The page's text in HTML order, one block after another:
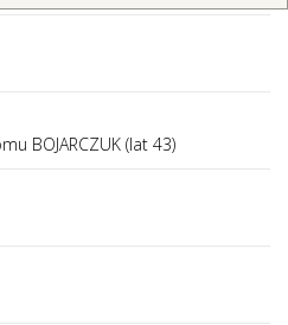
BOJARCZUK (lat 43)